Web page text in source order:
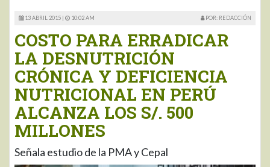
13 ABRIL 2015 | 10:02 AM POR: REDACCIÓN
COSTO PARA ERRADICAR
LA DESNUTRICIÓN
CRÓNICA Y DEFICIENCIA
NUTRICIONAL EN PERÚ
ALCANZA LOS S/. 500
MILLONES
Señala estudio de la PMA y Cepal